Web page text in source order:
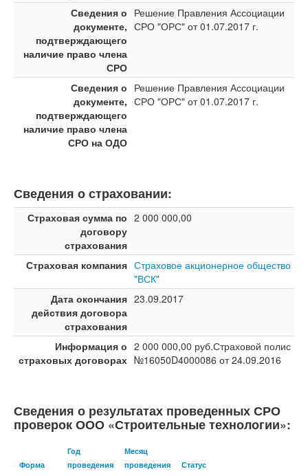
Сведения о
документе,
подтверждающего
наличие право члена
СРО
Решение Правления Ассоциации
СРО "ОРС" от 01.07.2017 г.
Сведения о
документе,
подтверждающего
наличие право члена
СРО на ОДО
Решение Правления Ассоциации
СРО "ОРС" от 01.07.2017 г.
Сведения о страховании:
Страховая сумма по
договору
страхования
2 000 000,00
Страховая компания Страховое акционерное общество
"ВСК"
Дата окончания
действия договора
страхования
23.09.2017
Информация о
страховых договорах
2 000 000,00 руб.Страховой полис
№16050D4000086 от 24.09.2016
Сведения о результатах проведенных СРО
проверок ООО «Строительные технологии»:
Форма
Год
проведения
Месяц
проведения
Статус